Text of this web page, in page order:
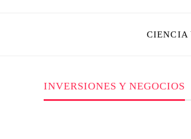
CIENCIA
INVERSIONES Y NEGOCIOS